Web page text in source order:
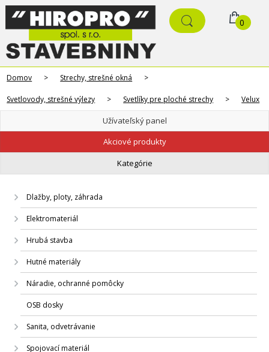
0
Domov > Strechy, strešné okná >
Svetlovody, strešné výlezy > Svetlíky pre ploché strechy > Velux
Užívateľský panel
Akciové produkty
Kategórie
Dlažby, ploty, záhrada
Elektromateriál
Hrubá stavba
Hutné materiály
Náradie, ochranné pomôcky
OSB dosky
Sanita, odvetrávanie
Spojovací materiál